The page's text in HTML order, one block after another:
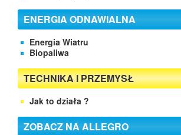
ENERGIA ODNAWIALNA
Energia Wiatru
Biopaliwa
TECHNIKA I PRZEMYSŁ
Jak to działa ?
ZOBACZ NA ALLEGRO